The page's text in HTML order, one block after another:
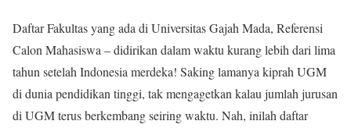
Daftar Fakultas yang ada di Universitas Gajah Mada, Referensi
Calon Mahasiswa – didirikan dalam waktu kurang lebih dari lima
tahun setelah Indonesia merdeka! Saking lamanya kiprah UGM
di dunia pendidikan tinggi, tak mengagetkan kalau jumlah jurusan
di UGM terus berkembang seiring waktu. Nah, inilah daftar